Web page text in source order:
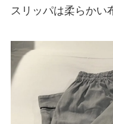
スリッパは柔らかい